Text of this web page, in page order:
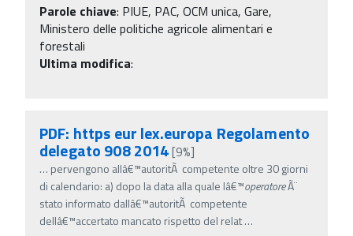
Parole chiave: PIUE, PAC, OCM unica, Gare,
Ministero delle politiche agricole alimentari e
forestali
Ultima modifica:
PDF: https eur lex.europa Regolamento
delegato 908 2014[9%]
… pervengono allâ€™autoritÃ competente oltre 30 giorni
di calendario: a) dopo la data alla quale lâ€™operatoreÃ¨
stato informato dallâ€™autoritÃ competente
dellâ€™accertato mancato rispetto del relat…